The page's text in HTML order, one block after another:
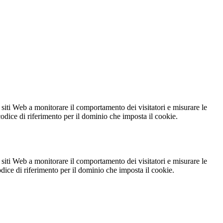
Web a monitorare il comportamento dei visitatori e misurare le
di riferimento per il dominio che imposta il cookie.
Web a monitorare il comportamento dei visitatori e misurare le
di riferimento per il dominio che imposta il cookie.